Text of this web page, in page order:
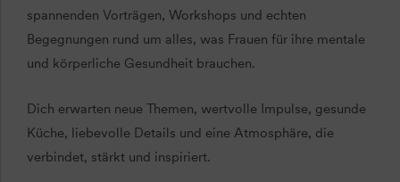
spannenden Vorträgen, Workshops und echten
Begegnungen rund um alles, was Frauen für ihre mentale
und körperliche Gesundheit brauchen.
Dich erwarten neue Themen, wertvolle Impulse, gesunde
Küche, liebevolle Details und eine Atmosphäre, die
verbindet, stärkt und inspiriert.